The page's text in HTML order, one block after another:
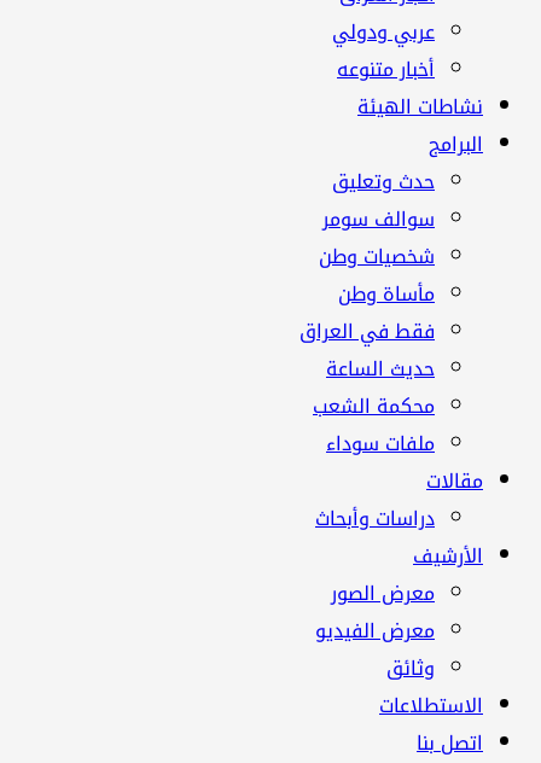
عربي ودولي
أخبار متنوعه
نشاطات الهيئة
البرامج
حدث وتعليق
سوالف سومر
شخصيات وطن
مأساة وطن
فقط في العراق
حديث الساعة
محكمة الشعب
ملفات سوداء
مقالات
دراسات وأبحاث
الأرشيف
معرض الصور
معرض الفيديو
وثائق
الاستطلاعات
اتصل بنا